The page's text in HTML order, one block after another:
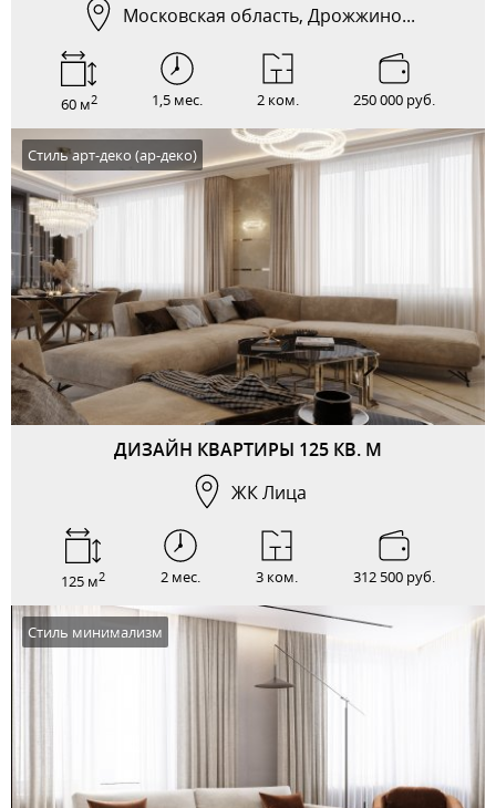
Московская область, Дрожжино...
60 м2 1,5 мес. 2 ком. 250 000 руб.
ДИЗАЙН КВАРТИРЫ 125 КВ. М
ЖК Лица
Стиль арт-деко (ар-деко)
125 м2 2 мес. 3 ком. 312 500 руб.
Стиль минимализм